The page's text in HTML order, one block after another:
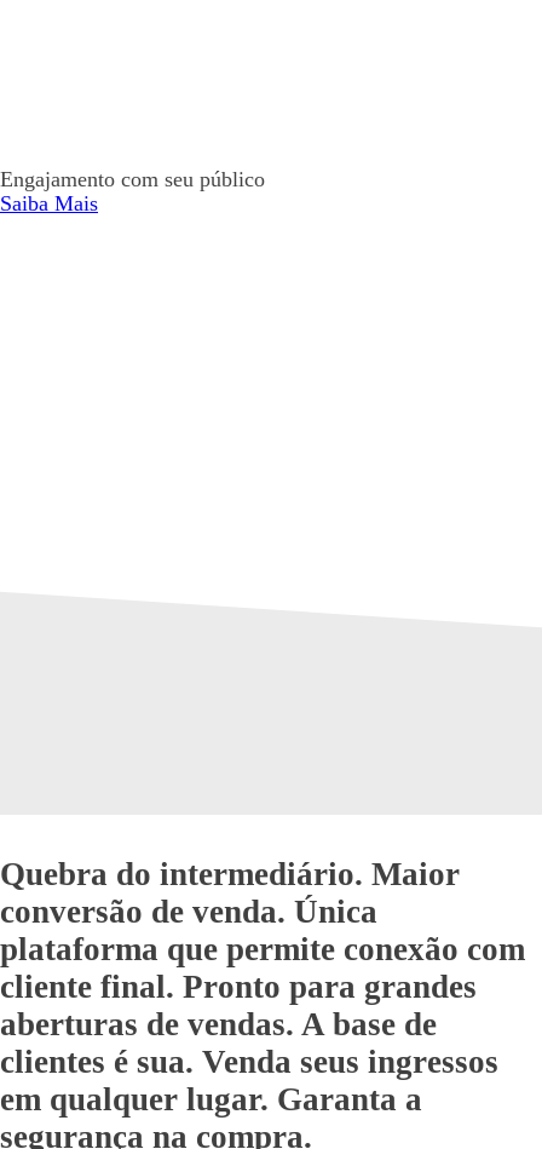
Engajamento com seu público
Saiba Mais
Quebra do intermediário. Maior
conversão de venda. Única
plataforma que permite conexão com
cliente final. Pronto para grandes
aberturas de vendas. A base de
clientes é sua. Venda seus ingressos
em qualquer lugar. Garanta a
segurança na compra.